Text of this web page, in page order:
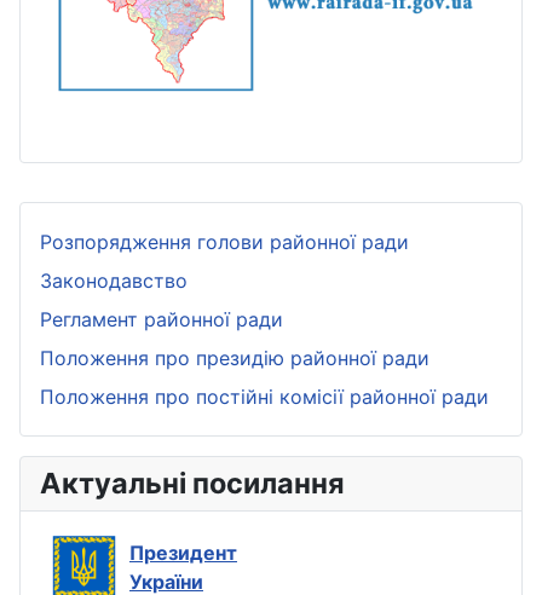
Розпорядження голови районної ради
Законодавство
Регламент районної ради
Положення про президію районної ради
Положення про постійні комісії районної ради
Актуальні посилання
Президент
України